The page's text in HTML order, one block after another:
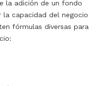
la adición de un fondo
capacidad del negocio
fórmulas diversas para